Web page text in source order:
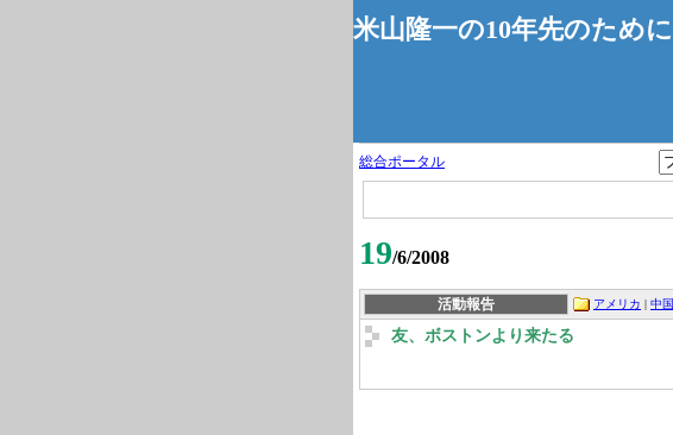
米山隆一の10年先のために
総合ポータル
19/6/2008
活動報告 アメリカ | 中国
友、ボストンより来たる